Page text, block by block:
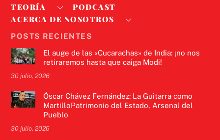
TEORÍA
PODCAST
ACERCA DE NOSOTROS
POSTS RECIENTES
El auge de las «Cucarachas» de India: ¡no nos
retiraremos hasta que caiga Modi!
30 julio, 2026
Óscar Chávez Fernández: La Guitarra como
MartilloPatrimonio del Estado, Arsenal del
Pueblo
30 julio, 2026